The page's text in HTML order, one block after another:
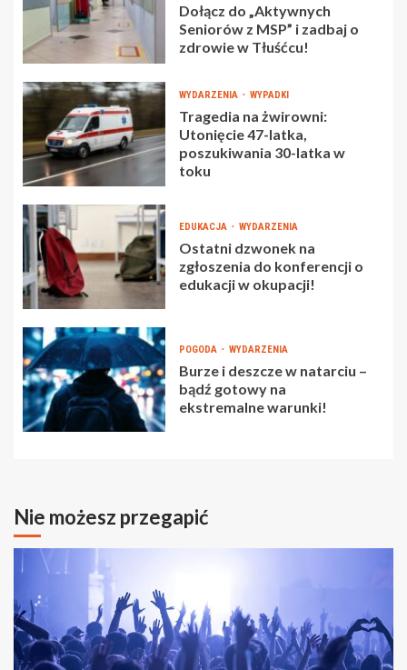
Dołącz do „Aktywnych
Seniorów z MSP” i zadbaj o
zdrowie w Tłuśćcu!
WYDARZENIA WYPADKI
Tragedia na żwirowni:
Utonięcie 47-latka,
poszukiwania 30-latka w
toku
EDUKACJA WYDARZENIA
Ostatni dzwonek na
zgłoszenia do konferencji o
edukacji w okupacji!
POGODA WYDARZENIA
Burze i deszcze w natarciu –
bądź gotowy na
ekstremalne warunki!
Nie możesz przegapić